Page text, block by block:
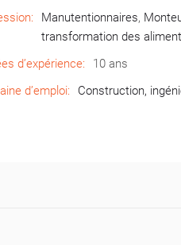
Manutentionnaires,
transformation des
d’expérience:
10 ans
d’emploi:
Construction,